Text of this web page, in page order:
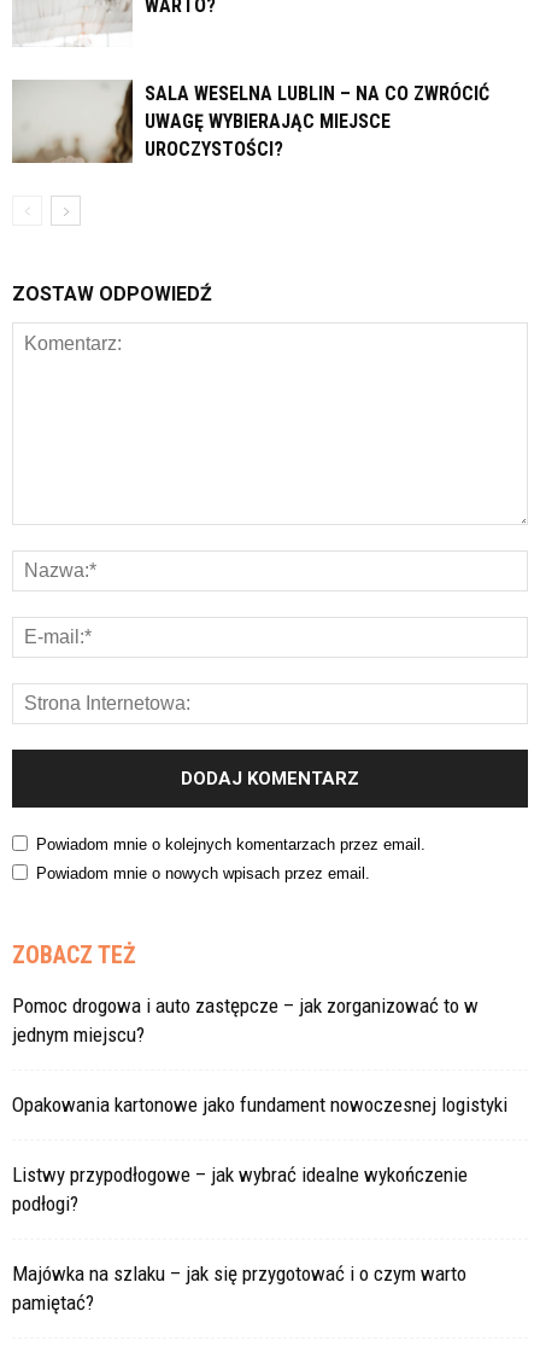
WARTO?
SALA WESELNA LUBLIN – NA CO ZWRÓCIĆ
UWAGĘ WYBIERAJĄC MIEJSCE
UROCZYSTOŚCI?
ZOSTAW ODPOWIEDŹ
Powiadom mnie o kolejnych komentarzach przez email.
Powiadom mnie o nowych wpisach przez email.
ZOBACZ TEŻ
Pomoc drogowa i auto zastępcze – jak zorganizować to w
jednym miejscu?
Opakowania kartonowe jako fundament nowoczesnej logistyki
Listwy przypodłogowe – jak wybrać idealne wykończenie
podłogi?
Majówka na szlaku – jak się przygotować i o czym warto
pamiętać?